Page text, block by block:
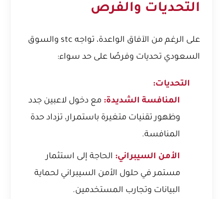
التحديات والفرص
على الرغم من الآفاق الواعدة، تواجه stc والسوق
السعودي تحديات وفرصًا على حد سواء:
التحديات:
المنافسة الشديدة: مع دخول لاعبين جدد
وظهور تقنيات متغيرة باستمرار، تزداد حدة
المنافسة.
الأمن السيبراني: الحاجة إلى استثمار
مستمر في حلول الأمن السيبراني لحماية
البيانات وتجارب المستخدمين.